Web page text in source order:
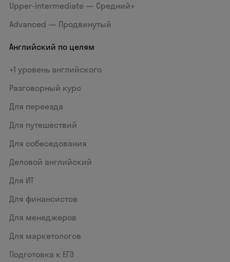
Upper-intermediate — Средний+
Advanced — Продвинутый
Английский по целям
+1 уровень английского
Разговорный курс
Для переезда
Для путешествий
Для собеседования
Деловой английский
Для ИТ
Для финансистов
Для менеджеров
Для маркетологов
Подготовка к ЕГЭ